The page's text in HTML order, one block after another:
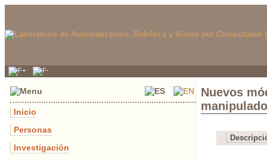
Inicio
Personas
Investigación
Nuevos